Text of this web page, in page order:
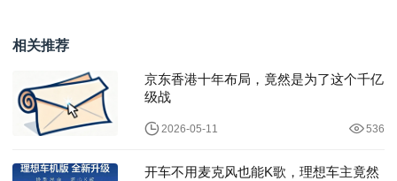
相关推荐
京东香港十年布局，竟然是为了这个千亿
级战
2026-05-11 536
开车不用麦克风也能K歌，理想车主竟然